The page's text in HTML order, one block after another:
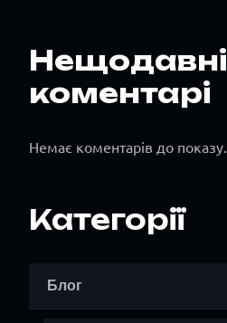
Нещодавні
коментарі
Немає коментарів до показу.
Категорії
Блог